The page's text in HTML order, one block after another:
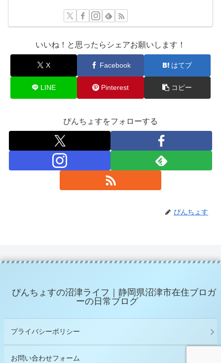
いいね！と思ったらシェアお願いします！
X Facebook はてブ
LINE Pinterest コピー
ぴんちょすをフォローする
ぴんちょす
ぴんちょすの沼津ライフ｜静岡県沼津市在住ブロガ
ーの日常ブログ
プライバシーポリシー
お問い合わせフォーム